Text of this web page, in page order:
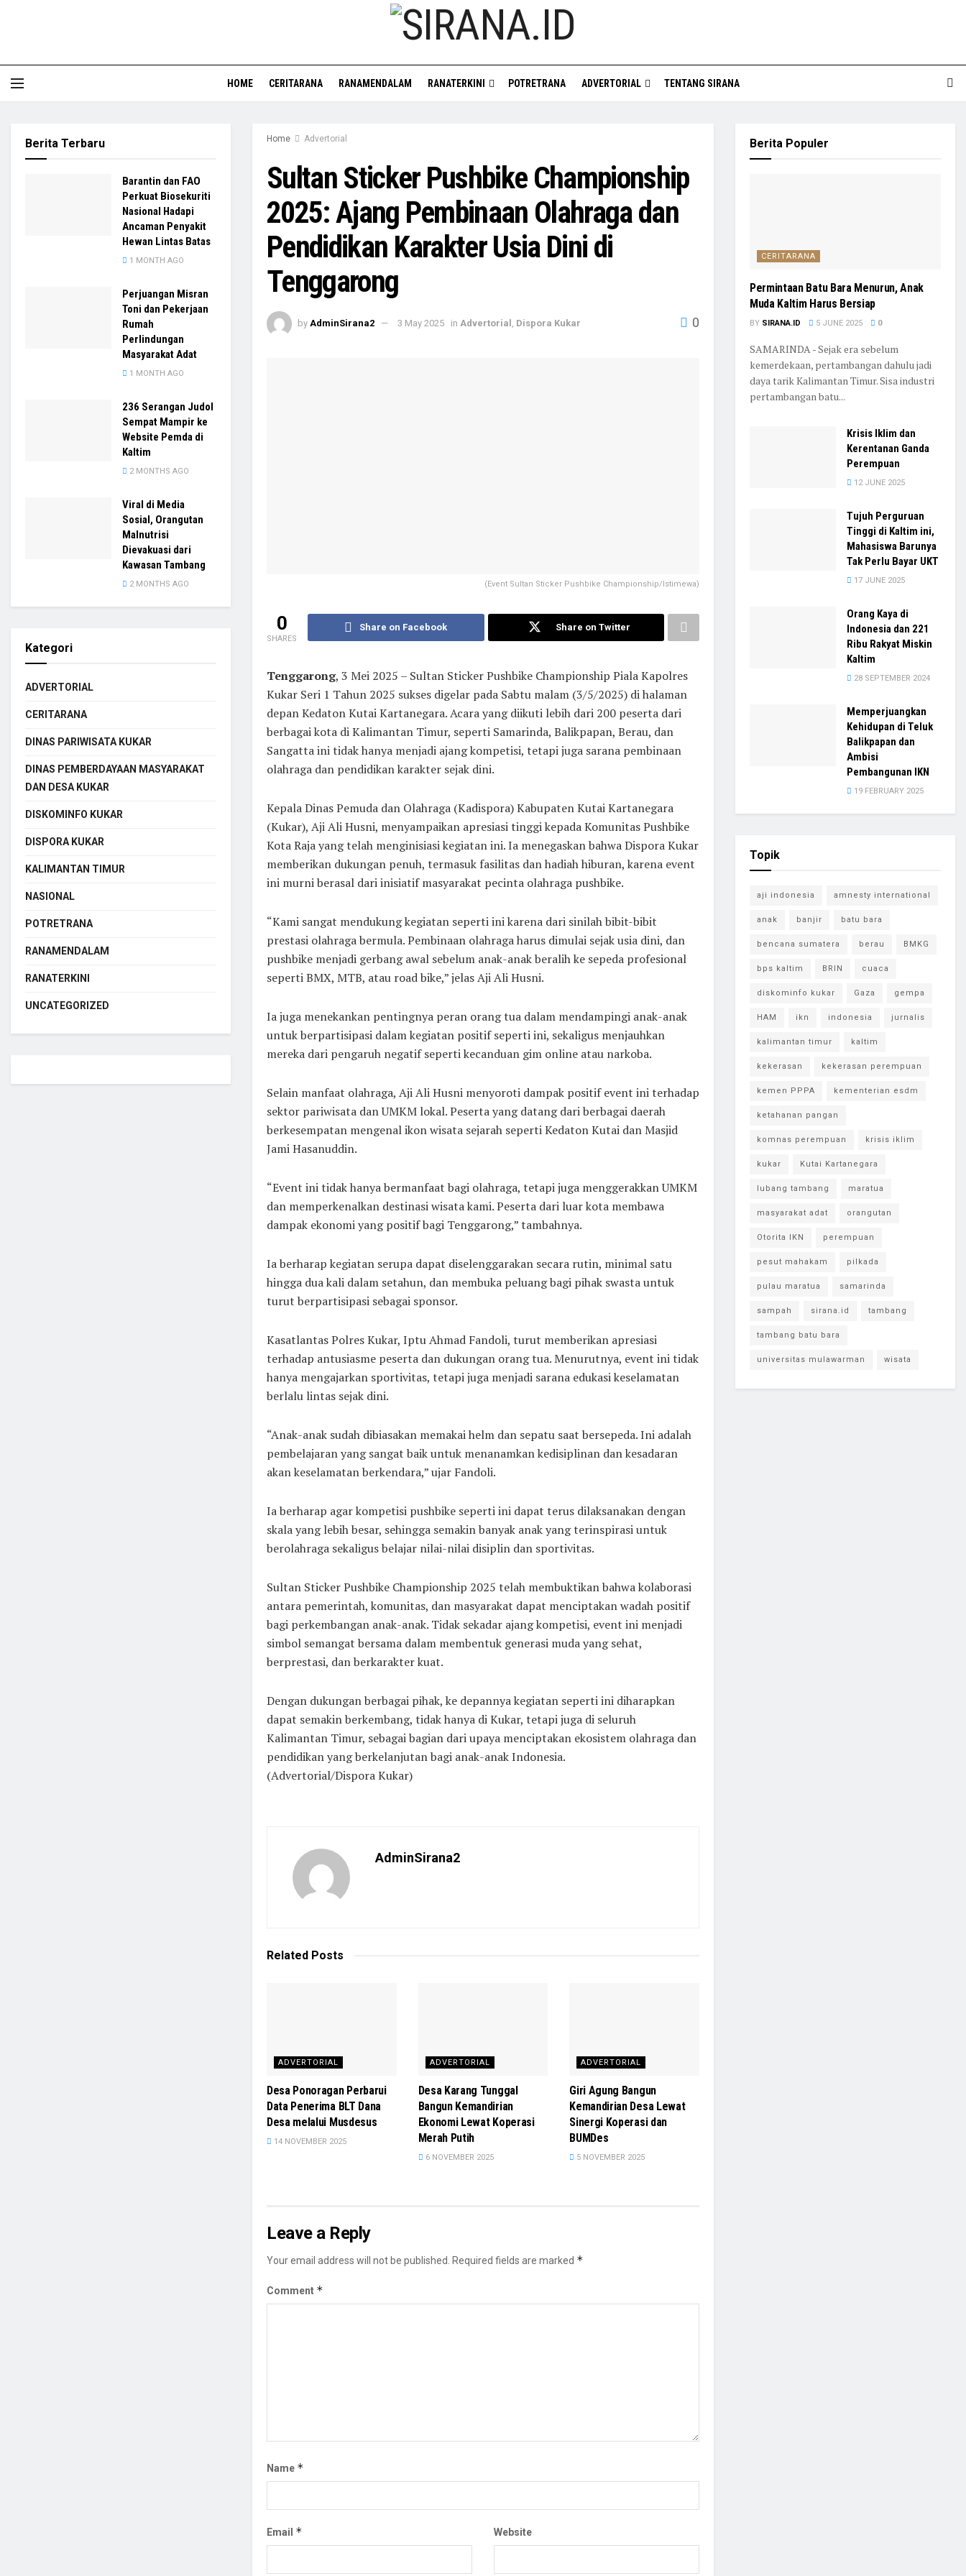
HOME CERITARANA RANAMENDALAM RANATERKINI POTRETRANA ADVERTORIAL TENTANG SIRANA
Home Advertorial
Sultan Sticker Pushbike Championship
2025: Ajang Pembinaan Olahraga dan
Pendidikan Karakter Usia Dini di
Tenggarong
by AdminSirana2 3 May 2025 in Advertorial Dispora Kukar 0
(Event Sultan Sticker Pushbike Championship/Istimewa)
0
SHARES
Share on Facebook Share on Twitter
Tenggarong, 3 Mei 2025 – Sultan Sticker Pushbike Championship Piala Kapolres
Kukar Seri 1 Tahun 2025 sukses digelar pada Sabtu malam (3/5/2025) di halaman
depan Kedaton Kutai Kartanegara. Acara yang diikuti lebih dari 200 peserta dari
berbagai kota di Kalimantan Timur, seperti Samarinda, Balikpapan, Berau, dan
Sangatta ini tidak hanya menjadi ajang kompetisi, tetapi juga sarana pembinaan
olahraga dan pendidikan karakter sejak dini.
Kepala Dinas Pemuda dan Olahraga (Kadispora) Kabupaten Kutai Kartanegara
(Kukar), Aji Ali Husni, menyampaikan apresiasi tinggi kepada Komunitas Pushbike
Kota Raja yang telah menginisiasi kegiatan ini. Ia menegaskan bahwa Dispora Kukar
memberikan dukungan penuh, termasuk fasilitas dan hadiah hiburan, karena event
ini murni berasal dari inisiatif masyarakat pecinta olahraga pushbike.
“Kami sangat mendukung kegiatan seperti ini karena dari sinilah bibit-bibit
prestasi olahraga bermula. Pembinaan olahraga harus dimulai sejak usia dini, dan
pushbike menjadi gerbang awal sebelum anak-anak beralih ke sepeda profesional
seperti BMX, MTB, atau road bike,” jelas Aji Ali Husni.
Ia juga menekankan pentingnya peran orang tua dalam mendampingi anak-anak
untuk berpartisipasi dalam kegiatan positif seperti ini, sekaligus menjauhkan
mereka dari pengaruh negatif seperti kecanduan gim online atau narkoba.
Selain manfaat olahraga, Aji Ali Husni menyoroti dampak positif event ini terhadap
sektor pariwisata dan UMKM lokal. Peserta yang datang dari berbagai daerah
berkesempatan mengenal ikon wisata sejarah seperti Kedaton Kutai dan Masjid
Jami Hasanuddin.
“Event ini tidak hanya bermanfaat bagi olahraga, tetapi juga menggerakkan UMKM
dan memperkenalkan destinasi wisata kami. Peserta dari luar kota membawa
dampak ekonomi yang positif bagi Tenggarong,” tambahnya.
Ia berharap kegiatan serupa dapat diselenggarakan secara rutin, minimal satu
hingga dua kali dalam setahun, dan membuka peluang bagi pihak swasta untuk
turut berpartisipasi sebagai sponsor.
Kasatlantas Polres Kukar, Iptu Ahmad Fandoli, turut memberikan apresiasi
terhadap antusiasme peserta dan dukungan orang tua. Menurutnya, event ini tidak
hanya mengajarkan sportivitas, tetapi juga menjadi sarana edukasi keselamatan
berlalu lintas sejak dini.
“Anak-anak sudah dibiasakan memakai helm dan sepatu saat bersepeda. Ini adalah
pembelajaran yang sangat baik untuk menanamkan kedisiplinan dan kesadaran
akan keselamatan berkendara,” ujar Fandoli.
Ia berharap agar kompetisi pushbike seperti ini dapat terus dilaksanakan dengan
skala yang lebih besar, sehingga semakin banyak anak yang terinspirasi untuk
berolahraga sekaligus belajar nilai-nilai disiplin dan sportivitas.
Sultan Sticker Pushbike Championship 2025 telah membuktikan bahwa kolaborasi
antara pemerintah, komunitas, dan masyarakat dapat menciptakan wadah positif
bagi perkembangan anak-anak. Tidak sekadar ajang kompetisi, event ini menjadi
simbol semangat bersama dalam membentuk generasi muda yang sehat,
berprestasi, dan berkarakter kuat.
Dengan dukungan berbagai pihak, ke depannya kegiatan seperti ini diharapkan
dapat semakin berkembang, tidak hanya di Kukar, tetapi juga di seluruh
Kalimantan Timur, sebagai bagian dari upaya menciptakan ekosistem olahraga dan
pendidikan yang berkelanjutan bagi anak-anak Indonesia.
(Advertorial/Dispora Kukar)
AdminSirana2
Related Posts
ADVERTORIAL
Desa Ponoragan Perbarui
Data Penerima BLT Dana
Desa melalui Musdesus
14 NOVEMBER 2025
ADVERTORIAL
Desa Karang Tunggal
Bangun Kemandirian
Ekonomi Lewat Koperasi
Merah Putih
6 NOVEMBER 2025
ADVERTORIAL
Giri Agung Bangun
Kemandirian Desa Lewat
Sinergi Koperasi dan
BUMDes
5 NOVEMBER 2025
Leave a Reply
Your email address will not be published. Required fields are marked *
Comment *
Name *
Email * Website
Berita Terbaru
Barantin dan FAO
Perkuat Biosekuriti
Nasional Hadapi
Ancaman Penyakit
Hewan Lintas Batas
1 MONTH AGO
Perjuangan Misran
Toni dan Pekerjaan
Rumah
Perlindungan
Masyarakat Adat
1 MONTH AGO
236 Serangan Judol
Sempat Mampir ke
Website Pemda di
Kaltim
2 MONTHS AGO
Viral di Media
Sosial, Orangutan
Malnutrisi
Dievakuasi dari
Kawasan Tambang
2 MONTHS AGO
Kategori
ADVERTORIAL
CERITARANA
DINAS PARIWISATA KUKAR
DINAS PEMBERDAYAAN MASYARAKAT
DAN DESA KUKAR
DISKOMINFO KUKAR
DISPORA KUKAR
KALIMANTAN TIMUR
NASIONAL
POTRETRANA
RANAMENDALAM
RANATERKINI
UNCATEGORIZED
Berita Populer
CERITARANA
Permintaan Batu Bara Menurun, Anak
Muda Kaltim Harus Bersiap
BY SIRANA.ID 5 JUNE 2025 0
SAMARINDA - Sejak era sebelum
kemerdekaan, pertambangan dahulu jadi
daya tarik Kalimantan Timur. Sisa industri
pertambangan batu...
Krisis Iklim dan
Kerentanan Ganda
Perempuan
12 JUNE 2025
Tujuh Perguruan
Tinggi di Kaltim ini,
Mahasiswa Barunya
Tak Perlu Bayar UKT
17 JUNE 2025
Orang Kaya di
Indonesia dan 221
Ribu Rakyat Miskin
Kaltim
28 SEPTEMBER 2024
Memperjuangkan
Kehidupan di Teluk
Balikpapan dan
Ambisi
Pembangunan IKN
19 FEBRUARY 2025
Topik
aji indonesia amnesty international
anak banjir batu bara
bencana sumatera berau BMKG
bps kaltim BRIN cuaca
diskominfo kukar Gaza gempa
HAM ikn indonesia jurnalis
kalimantan timur kaltim
kekerasan kekerasan perempuan
kemen PPPA kementerian esdm
ketahanan pangan
komnas perempuan krisis iklim
kukar Kutai Kartanegara
lubang tambang maratua
masyarakat adat orangutan
Otorita IKN perempuan
pesut mahakam pilkada
pulau maratua samarinda
sampah sirana.id tambang
tambang batu bara
universitas mulawarman wisata